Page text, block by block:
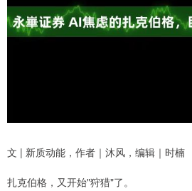
文 | 新质动能，作者｜沐风，编辑｜时楠
扎克伯格，又开始"狩猎"了。